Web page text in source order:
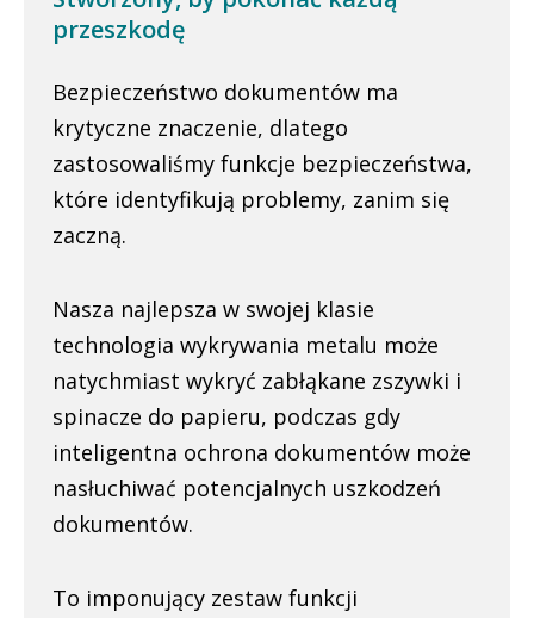
przeszkodę
Bezpieczeństwo dokumentów ma
krytyczne znaczenie, dlatego
zastosowaliśmy funkcje bezpieczeństwa,
które identyfikują problemy, zanim się
zaczną.
Nasza najlepsza w swojej klasie
technologia wykrywania metalu może
natychmiast wykryć zabłąkane zszywki i
spinacze do papieru, podczas gdy
inteligentna ochrona dokumentów może
nasłuchiwać potencjalnych uszkodzeń
dokumentów.
To imponujący zestaw funkcji